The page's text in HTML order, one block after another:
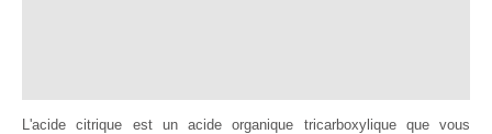
L'acide citrique est un acide organique tricarboxylique que vous